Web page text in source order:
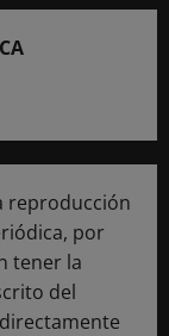
reproducción
por
tener la
del